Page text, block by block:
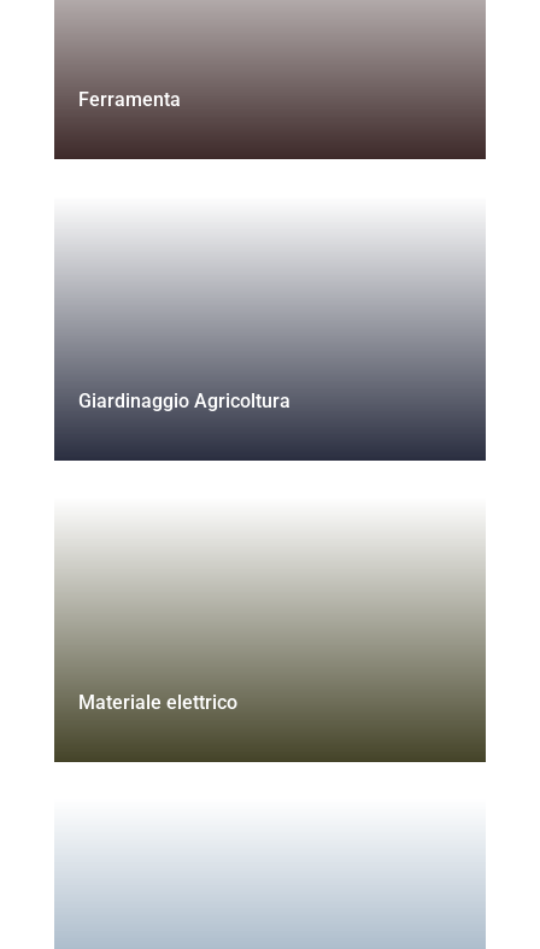
Ferramenta
Giardinaggio Agricoltura
Materiale elettrico